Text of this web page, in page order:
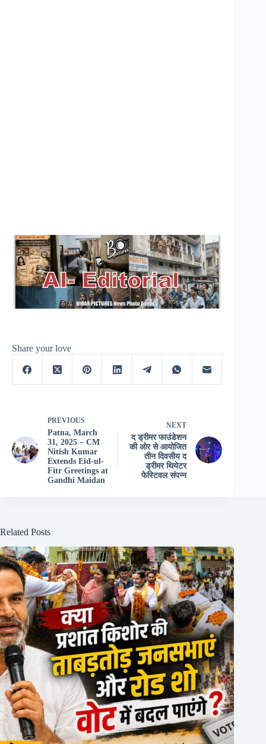
Share your love
PREVIOUS
Patna, March
31, 2025 – CM
Nitish Kumar
Extends Eid-ul-
Fitr Greetings at
Gandhi Maidan
NEXT
द ड्रीमर फाउंडेशन
की ओर से आयोजित
तीन दिवसीय द
ड्रीमर थियेटर
फेस्टिवल संपन्न
Related Posts